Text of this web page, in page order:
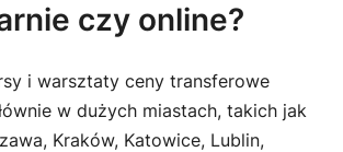
czy online?
i warsztaty ceny transferowe
w dużych miastach, takich jak
Kraków, Katowice, Lublin,